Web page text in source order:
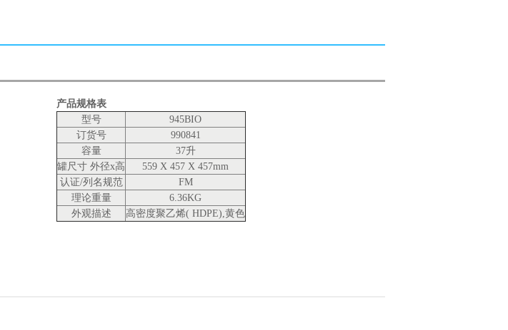
产品规格表
型号
945BIO
订货号
990841
容量
37升
罐尺寸 外径x高
559 X 457 X 457mm
认证/列名规范
FM
理论重量
6.36KG
外观描述
高密度聚乙烯( HDPE),黄色